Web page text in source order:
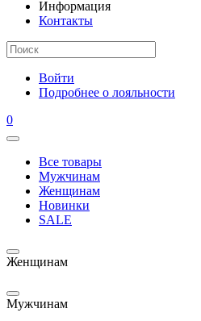
Информация
Контакты
Войти
Подробнее о лояльности
0
Все товары
Мужчинам
Женщинам
Новинки
SALE
Женщинам
Мужчинам